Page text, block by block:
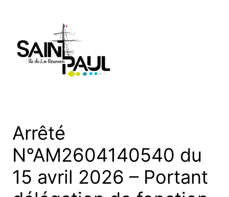
Arrêté
N°AM2604140540 du
15 avril 2026 – Portant